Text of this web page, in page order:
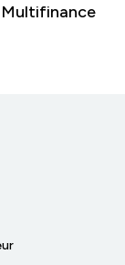
Multifinance